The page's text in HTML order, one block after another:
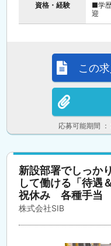
資格・経験
■学
迎
応募可能期間
この
新設部署でしっか
して働ける「待
祝休み 各種手当
株式会社SIB